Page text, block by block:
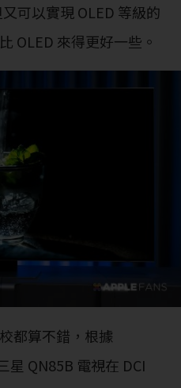
可以實現 OLED 等級的
OLED 來得更好一些。
都算不錯，根據
星 QN85B 電視在 DCI